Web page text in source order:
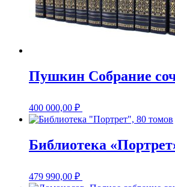
Пушкин Собрание
400 000,00 ₽
Библиотека
479 990,00 ₽